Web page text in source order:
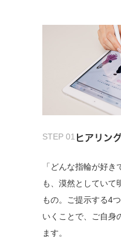
STEP 01 ヒアリング
「どんな指輪が好
も、漠然としていて
もの。ご提示する4
いくことで、ご自身
ます。